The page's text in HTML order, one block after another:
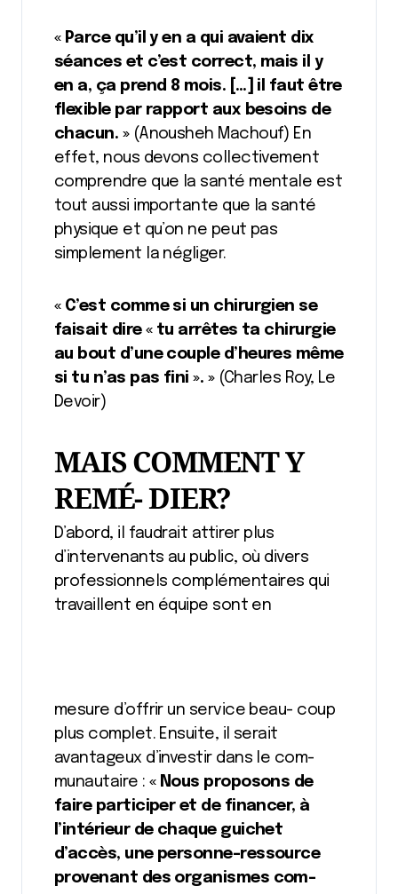
« Parce qu’il y en a qui avaient dix
séances et c’est correct, mais il y
en a, ça prend 8 mois. […] il faut être
flexible par rapport aux besoins de
chacun. » (Anousheh Machouf) En
effet, nous devons collectivement
comprendre que la santé mentale est
tout aussi importante que la santé
physique et qu’on ne peut pas
simplement la négliger.
« C’est comme si un chirurgien se
faisait dire « tu arrêtes ta chirurgie
au bout d’une couple d’heures même
si tu n’as pas fini ». » (Charles Roy, Le
Devoir)
MAIS COMMENT Y
REMÉ- DIER?
D’abord, il faudrait attirer plus
d’intervenants au public, où divers
professionnels complémentaires qui
travaillent en équipe sont en
mesure d’offrir un service beau- coup
plus complet. Ensuite, il serait
avantageux d’investir dans le com-
munautaire : « Nous proposons de
faire participer et de financer, à
l’intérieur de chaque guichet
d’accès, une personne-ressource
provenant des organismes com-